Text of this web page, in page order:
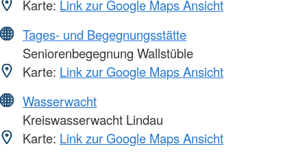
Karte: Link zur Google Maps Ansicht
Tages- und Begegnungsstätte
Seniorenbegegnung Wallstüble
Karte: Link zur Google Maps Ansicht
Wasserwacht
Kreiswasserwacht Lindau
Karte: Link zur Google Maps Ansicht